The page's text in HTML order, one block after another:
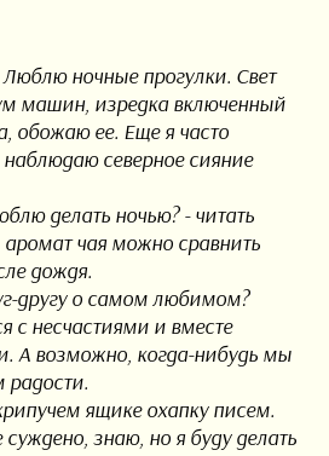
Люблю ночные прогулки. Свет
машин, изредка включенный
обожаю ее. Еще я часто
северное сияние
делать ночью? - читать
чая можно сравнить
дождя.
другу о самом любимом?
с несчастиями и вместе
А возможно, когда-нибудь мы
радости.
ящике охапку писем.
суждено, знаю, но я буду делать